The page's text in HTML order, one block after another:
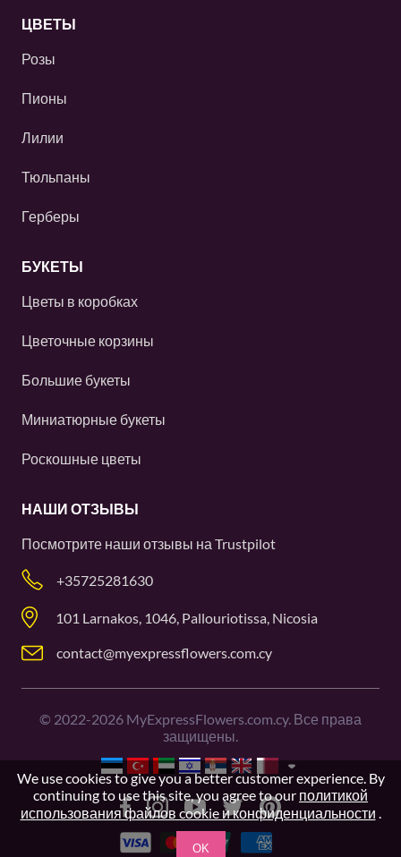
ЦВЕТЫ
Розы
Пионы
Лилии
Тюльпаны
Герберы
БУКЕТЫ
Цветы в коробках
Цветочные корзины
Большие букеты
Миниатюрные букеты
Роскошные цветы
НАШИ ОТЗЫВЫ
Посмотрите наши отзывы на Trustpilot
+35725281630
101 Larnakos, 1046, Pallouriotissa, Nicosia
contact@myexpressflowers.com.cy
© 2022-2026 MyExpressFlowers.com.cy. Все права
защищены.
We use cookies to give you a better customer experience. By
continuing to use this site, you agree to our политикой
использования файлов cookie и конфиденциальности .
OK